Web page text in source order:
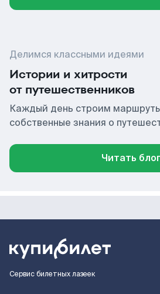
Делимся классными идеями
Истории и хитрости
от путешественников
Каждый день строим маршруты
собственные знания о
Читать блог
Сервис билетных лазеек